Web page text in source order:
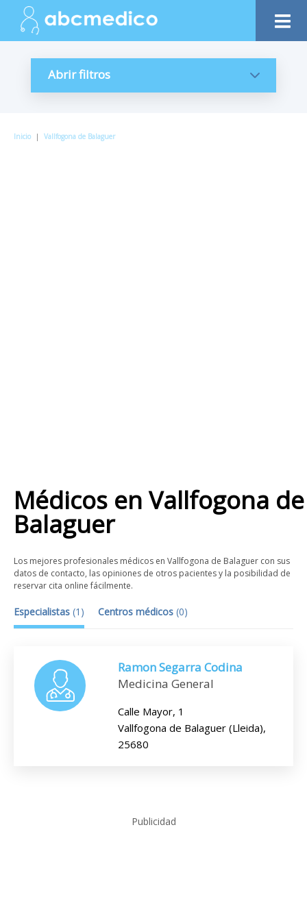
Abrir filtros
Inicio | Vallfogona de Balaguer
Médicos enVallfogona de
Balaguer
Los mejores profesionales médicos en Vallfogona de Balaguer con sus
datos de contacto, las opiniones de otros pacientes y la posibilidad de
reservar cita online fácilmente.
Especialistas (1 ) Centros médicos (0)
Ramon Segarra Codina
Medicina General
Calle Mayor, 1
Vallfogona de Balaguer (Lleida),
25680
Publicidad